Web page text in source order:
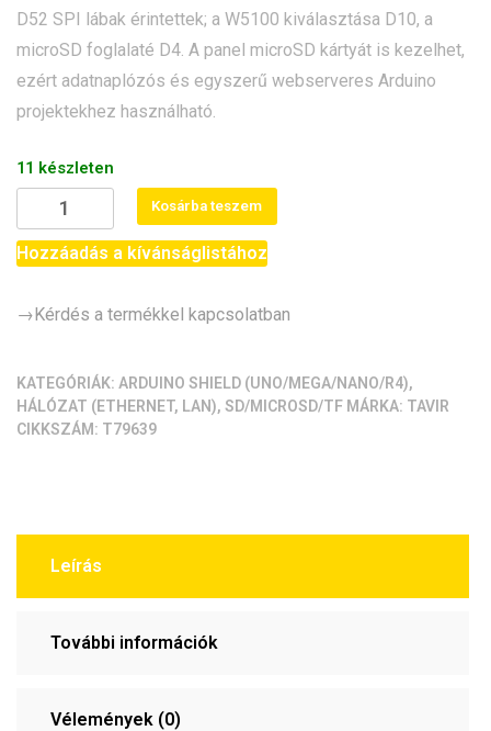
D52 SPI lábak érintettek; a W5100 kiválasztása D10, a
microSD foglalaté D4. A panel microSD kártyát is kezelhet,
ezért adatnaplózós és egyszerű webserveres Arduino
projektekhez használható.
11 készleten
Ethernet
Wiznet
shield
chip,
Kosárba teszem
Hozzáadás a kívánságlistához
→Kérdés a termékkel kapcsolatban
KATEGÓRIÁK: ARDUINO SHIELD (UNO/MEGA/NANO/R4),
HÁLÓZAT (ETHERNET, LAN), SD/MICROSD/TF MÁRKA: TAVIR
CIKKSZÁM: T79639
Leírás
További információk
Vélemények (0)